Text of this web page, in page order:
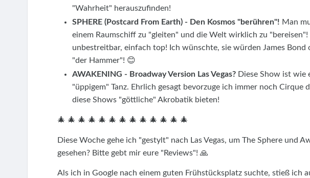
"Wahrheit" herauszufinden!
SPHERE (Postcard From Earth) - Den Kosmos "berühren"! Man
einem Raumschiff zu "gleiten" und die Welt wirklich zu
unbestreitbar, einfach top! Ich wünschte, sie würden James Bond
"der Hammer"! 😊
AWAKENING - Broadway Version Las Vegas? Diese Show ist wie
"üppigem" Tanz. Ehrlich gesagt bevorzuge ich immer noch Cirque
diese Shows "göttliche" Akrobatik bieten!
🎄 🎄 🎄 🎄 🎄 🎄 🎄 🎄 🎄 🎄 🎄 🎄 🎄
Diese Woche gehe ich "gestylt" nach Las Vegas, um The Sphere und
gesehen? Bitte gebt mir eure "Reviews"! 🙏
Als ich in Google nach einem guten Frühstücksplatz suchte, stieß ich